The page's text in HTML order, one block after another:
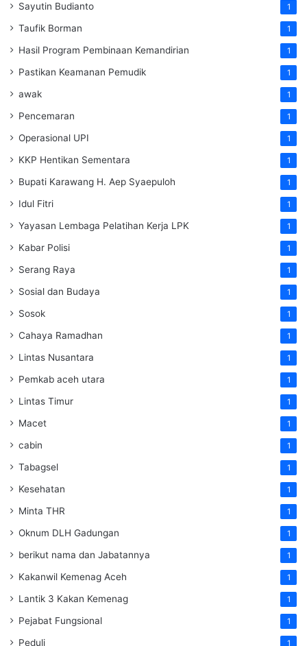
Sayutin Budianto 1
Taufik Borman 1
Hasil Program Pembinaan Kemandirian 1
Pastikan Keamanan Pemudik 1
awak 1
Pencemaran 1
Operasional UPI 1
KKP Hentikan Sementara 1
Bupati Karawang H. Aep Syaepuloh 1
Idul Fitri 1
Yayasan Lembaga Pelatihan Kerja LPK 1
Kabar Polisi 1
Serang Raya 1
Sosial dan Budaya 1
Sosok 1
Cahaya Ramadhan 1
Lintas Nusantara 1
Pemkab aceh utara 1
Lintas Timur 1
Macet 1
cabin 1
Tabagsel 1
Kesehatan 1
Minta THR 1
Oknum DLH Gadungan 1
berikut nama dan Jabatannya 1
Kakanwil Kemenag Aceh 1
Lantik 3 Kakan Kemenag 1
Pejabat Fungsional 1
Peduli 1